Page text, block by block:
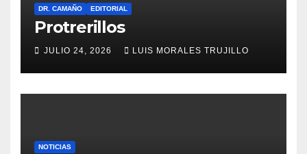
DR. CAMAÑO EDITORIAL
Protrerillos
JULIO 24, 2026 LUIS MORALES TRUJILLO
NOTICIAS